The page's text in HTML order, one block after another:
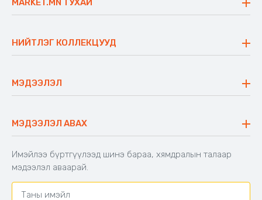
MARKET.MN ТУХАЙ
Үнэт зүйлс
Ажлын байр
Блог
НИЙТЛЭГ КОЛЛЕКЦУУД
Сүүдрэвч
Аяны ширээ
Аяны түшлэгтэй сандал
МЭДЭЭЛЭЛ
Буцаалтын журам
Захиалга шалгах
Хамтран ажиллах
Холбоо барих
МЭДЭЭЛЭЛ АВАХ
Имэйлээ бүртгүүлээд шинэ бараа, хямдралын талаар
мэдээлэл аваарай.